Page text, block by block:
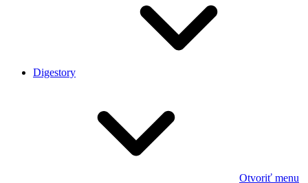
Digestory
Otvoriť menu